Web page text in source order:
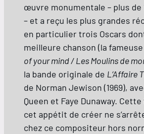
œuvre monumentale – plus de
– et a reçu les plus grandes
en particulier trois Oscars
meilleure chanson (la fameuse
of your mind / Les Moulins de
la bande originale de L’Affaire
de Norman Jewison (1969),
Queen et Faye Dunaway.
cet appétit de créer ne
chez ce compositeur hors